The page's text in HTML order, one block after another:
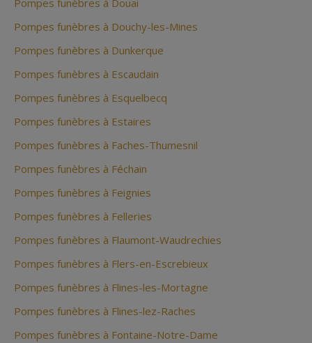
Pompes funèbres à Douai
Pompes funèbres à Douchy-les-Mines
Pompes funèbres à Dunkerque
Pompes funèbres à Escaudain
Pompes funèbres à Esquelbecq
Pompes funèbres à Estaires
Pompes funèbres à Faches-Thumesnil
Pompes funèbres à Féchain
Pompes funèbres à Feignies
Pompes funèbres à Felleries
Pompes funèbres à Flaumont-Waudrechies
Pompes funèbres à Flers-en-Escrebieux
Pompes funèbres à Flines-les-Mortagne
Pompes funèbres à Flines-lez-Raches
Pompes funèbres à Fontaine-Notre-Dame